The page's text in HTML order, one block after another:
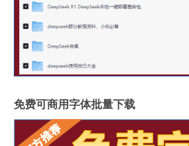
免费可商用字体批量下载